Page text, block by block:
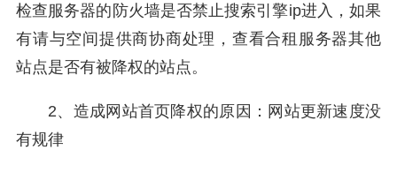
检查服务器的防火墙是否禁止搜索引擎ip进入，如果
有请与空间提供商协商处理，查看合租服务器其他
站点是否有被降权的站点。
2、造成网站首页降权的原因：网站更新速度没
有规律